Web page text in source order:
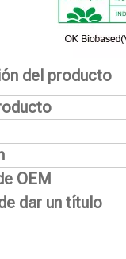
del producto
OEM
dar un título